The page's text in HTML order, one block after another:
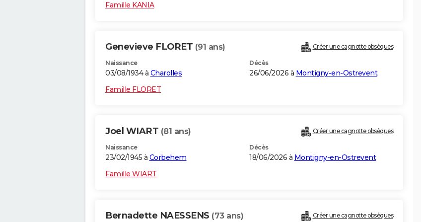
Famille KANIA
Genevieve FLORET (91 ans) Créer une cagnotte obsèques
Naissance
03/08/1934 à Charolles
Décès
26/06/2026 à Montigny-en-Ostrevent
Famille FLORET
Joel WIART (81 ans) Créer une cagnotte obsèques
Naissance
23/02/1945 à Corbehem
Décès
18/06/2026 à Montigny-en-Ostrevent
Famille WIART
Bernadette NAESSENS (73 ans) Créer une cagnotte obsèques